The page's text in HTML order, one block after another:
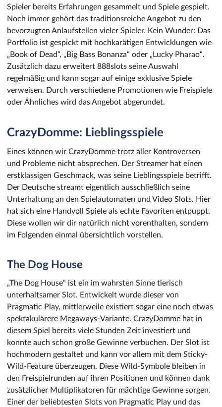
Spieler bereits Erfahrungen gesammelt und Spiele gespielt.
Noch immer gehört das traditionsreiche Angebot zu den
bevorzugten Anlaufstellen vieler Spieler. Kein Wunder: Das
Portfolio ist gespickt mit hochkarätigen Entwicklungen wie
„Book of Dead“, „Big Bass Bonanza“ oder „Lucky Pharao“.
Zusätzlich dazu erweitert 888slots seine Auswahl
regelmäßig und kann sogar auf einige exklusive Spiele
verweisen. Durch verschiedene Promotionen wie Freispiele
oder Ähnliches wird das Angebot abgerundet.
CrazyDomme: Lieblingsspiele
Eines können wir CrazyDomme trotz aller Kontroversen
und Probleme nicht absprechen. Der Streamer hat einen
erstklassigen Geschmack, was seine Lieblingsspiele betrifft.
Der Deutsche streamt eigentlich ausschließlich seine
Unterhaltung an den Spielautomaten und Video Slots. Hier
hat sich eine Handvoll Spiele als echte Favoriten entpuppt.
Diese wollen wir dir natürlich nicht vorenthalten, sondern
im Folgenden einmal übersichtlich vorstellen.
The Dog House
„The Dog House“ ist ein im wahrsten Sinne tierisch
unterhaltsamer Slot. Entwickelt wurde dieser von
Pragmatic Play, mittlerweile existiert sogar eine noch etwas
spektakulärere Megaways-Variante. CrazyDomme hat in
diesem Spiel bereits viele Stunden Zeit investiert und
konnte auch schon große Gewinne verbuchen. Der Slot ist
hochmodern gestaltet und kann vor allem mit dem Sticky-
Wild-Feature überzeugen. Diese Wild-Symbole bleiben in
den Freispielrunden auf ihren Positionen und können dank
zusätzlicher Multiplikatoren für mächtige Gewinne sorgen.
Einer der beliebtesten Slots von Pragmatic Play und das